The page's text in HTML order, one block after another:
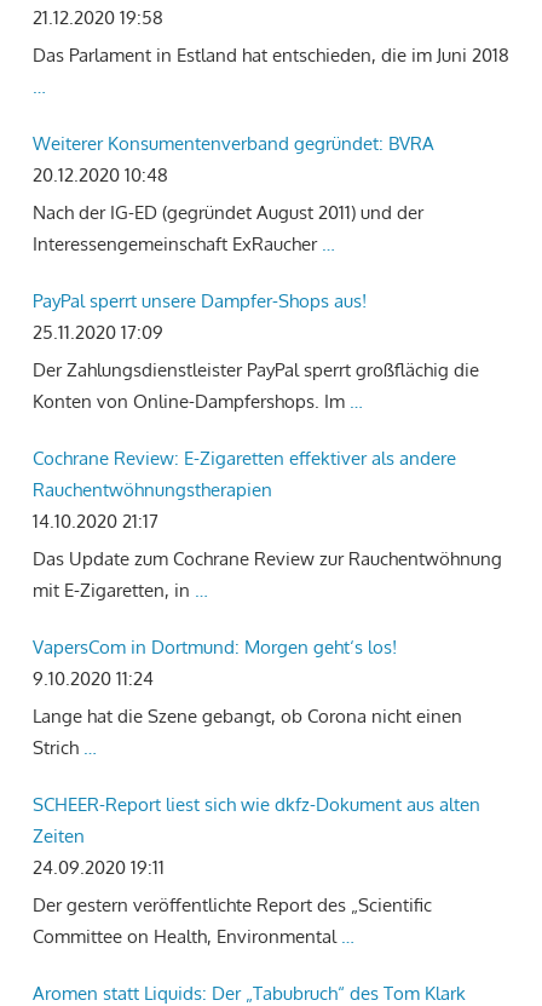
21.12.2020 19:58
Das Parlament in Estland hat entschieden, die im Juni 2018
…
Weiterer Konsumentenverband gegründet: BVRA
20.12.2020 10:48
Nach der IG-ED (gegründet August 2011) und der
Interessengemeinschaft ExRaucher …
PayPal sperrt unsere Dampfer-Shops aus!
25.11.2020 17:09
Der Zahlungsdienstleister PayPal sperrt großflächig die
Konten von Online-Dampfershops. Im …
Cochrane Review: E-Zigaretten effektiver als andere
Rauchentwöhnungstherapien
14.10.2020 21:17
Das Update zum Cochrane Review zur Rauchentwöhnung
mit E-Zigaretten, in …
VapersCom in Dortmund: Morgen geht‘s los!
9.10.2020 11:24
Lange hat die Szene gebangt, ob Corona nicht einen
Strich …
SCHEER-Report liest sich wie dkfz-Dokument aus alten
Zeiten
24.09.2020 19:11
Der gestern veröffentlichte Report des „Scientific
Committee on Health, Environmental …
Aromen statt Liquids: Der „Tabubruch“ des Tom Klark